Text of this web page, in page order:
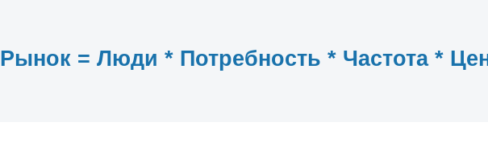
Рынок = Люди * Потребность * Частота *